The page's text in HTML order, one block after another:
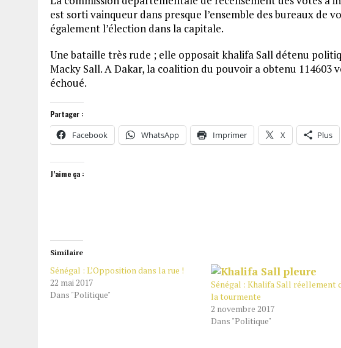
est sorti vainqueur dans presque l’ensemble des bureaux de
également l’élection dans la capitale.
Une bataille très rude ; elle opposait khalifa Sall détenu
Macky Sall. A Dakar, la coalition du pouvoir a obtenu 114603
échoué.
Partager :
Facebook WhatsApp Imprimer X Plus
J’aime ça :
Similaire
Sénégal : L’Opposition dans la rue !
22 mai 2017
Dans "Politique"
Sénégal : Khalifa Sall réellement
la tourmente
2 novembre 2017
Dans "Politique"